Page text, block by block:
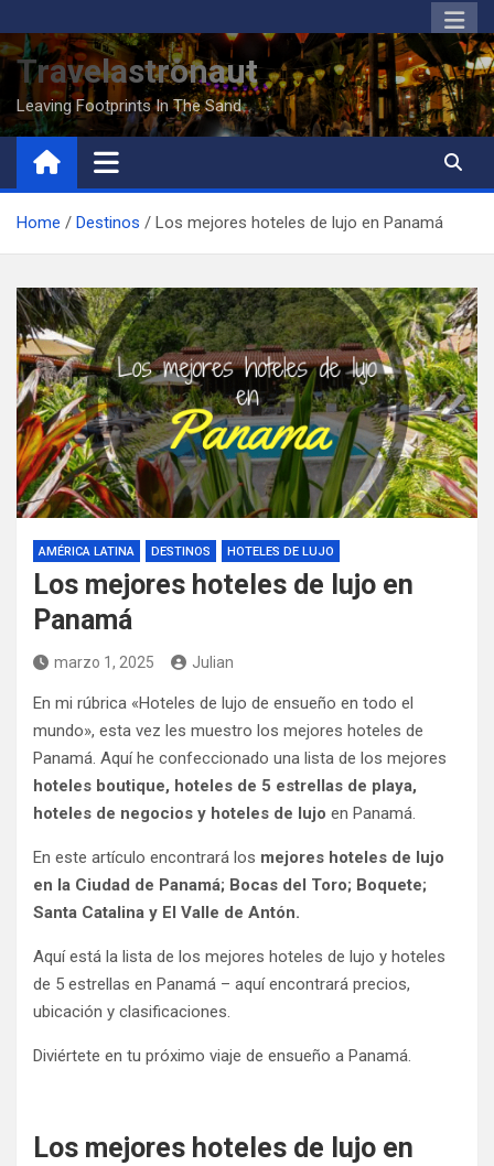
al
contenido
Travelastronaut
Leaving Footprints In The Sand
Home Destinos Los mejores hoteles de lujo en Panamá
AMÉRICA LATINA DESTINOS HOTELES DE LUJO
Los mejores hoteles de lujo en
Panamá
marzo 1, 2025 Julian
En mi rúbrica «Hoteles de lujo de ensueño en todo el
mundo», esta vez les muestro los mejores hoteles de
Panamá. Aquí he confeccionado una lista de los mejores
hoteles boutique, hoteles de 5 estrellas de playa,
hoteles de negocios y hoteles de lujo en Panamá.
En este artículo encontrará los mejores hoteles de lujo
en la Ciudad de Panamá; Bocas del Toro; Boquete;
Santa Catalina y El Valle de Antón.
Aquí está la lista de los mejores hoteles de lujo y hoteles
de 5 estrellas en Panamá – aquí encontrará precios,
ubicación y clasificaciones.
Diviértete en tu próximo viaje de ensueño a Panamá.
Los mejores hoteles de lujo en